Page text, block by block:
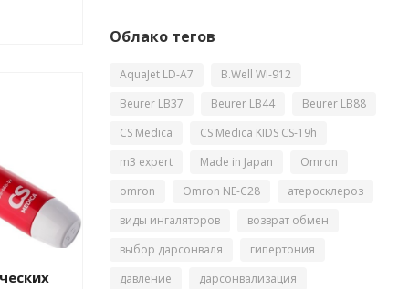
Облако тегов
AquaJet LD-A7
B.Well WI-912
Beurer LB37
Beurer LB44
Beurer LB88
CS Medica
CS Medica KIDS CS-19h
m3 expert
Made in Japan
Omron
omron
Omron NE-C28
атеросклероз
виды ингаляторов
возврат обмен
выбор дарсонваля
гипертония
давление
дарсонвализация